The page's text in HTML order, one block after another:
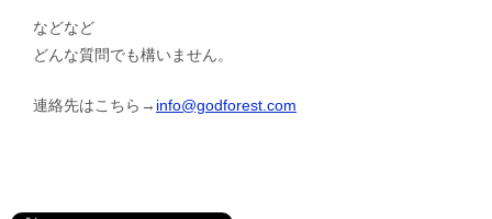
などなど
どんな質問でも構いません。
連絡先はこちら→ info@godforest.com